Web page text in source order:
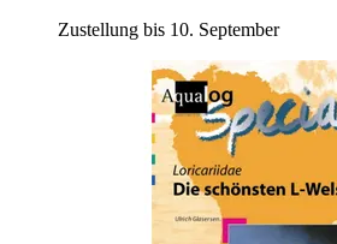
Zustellung bis 10. September